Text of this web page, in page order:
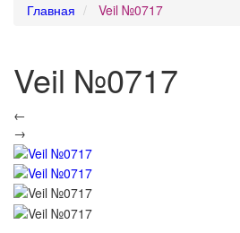
Главная
Veil №0717
Veil №0717
←
→